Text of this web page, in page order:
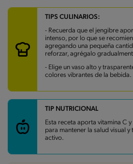
Carbohidratos 23.2 g
Energía 141.3 kcal
Grasas 4.5 g
Fibra 0.7 g
Proteína
2.3 g
Grasas saturadas
2.4 g
Sodio 24.5 mg
Azúcares 17.9 g
TIPS CULINARIOS:
- Recuerda que el jengibre
intenso, por lo que se
agregando una pequeña
reforzar, agrégalo
- Elige un vaso alto y
colores vibrantes de la bebida.
TIP NUTRICIONAL
Esta receta aporta vitamina C
para mantener la salud visual y
activo.